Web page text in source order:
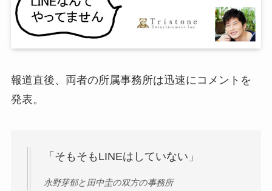
報道直後、両者の所属事務所は迅速にコメントを
発表。
「そもそもLINEはしていない」
永野芽郁と田中圭の双方の事務所